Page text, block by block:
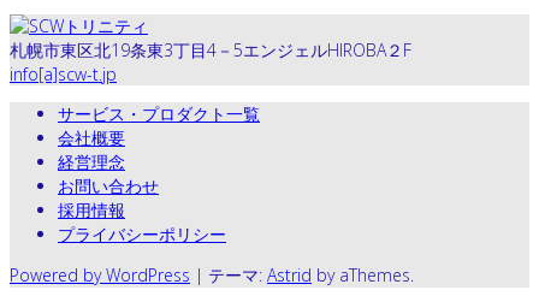
札幌市東区北19条東3丁目4－5エンジェルHIROBA２F
info[a]scw-t.jp
サービス・プロダクト一覧
会社概要
経営理念
お問い合わせ
採用情報
プライバシーポリシー
Powered by WordPress | テーマ: Astrid by aThemes.